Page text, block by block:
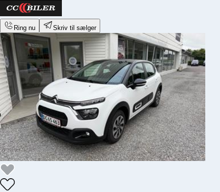
Ring nu Skriv til sælger